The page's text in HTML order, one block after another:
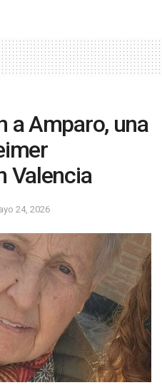
a Amparo, una
Valencia
24, 2026